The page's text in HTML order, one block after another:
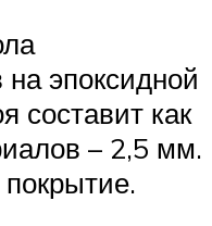
на эпоксидной
составит как
– 2,5 мм.